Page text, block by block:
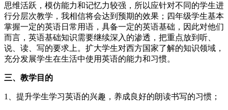
思维活跃，模仿能力和记忆力较强，所以应针对不同的学生进
行分层次教学，我相信将会达到预期的效果；四年级学生基本
掌握一定的英语日常用语，具备一定的英语基础，因此对他们
而言，英语基础知识需要继续深入的渗透，把重点放到听、
说、读、写的要求上。扩大学生对西方国家了解的知识领域，
充分发展学生在生活中使用英语的能力和习惯。
三、教学目的
1、提升学生学习英语的兴趣，养成良好的朗读书写的习惯；